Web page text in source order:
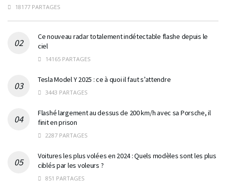
18177 PARTAGES
Ce nouveau radar totalement indétectable flashe depuis le
ciel
14165 PARTAGES
Tesla Model Y 2025 : ce à quoi il faut s’attendre
3443 PARTAGES
Flashé largement au dessus de 200 km/h avec sa Porsche, il
finit en prison
2287 PARTAGES
Voitures les plus volées en 2024 : Quels modèles sont les plus
ciblés par les voleurs ?
851 PARTAGES